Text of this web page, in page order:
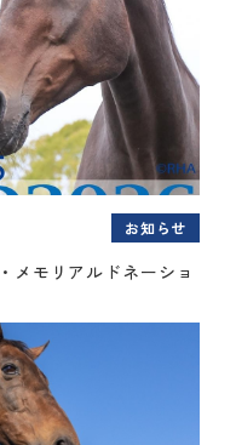
お知らせ
メモリアルドネーショ